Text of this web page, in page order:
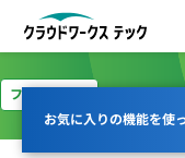
お気に入りの機能を使
フルリモート